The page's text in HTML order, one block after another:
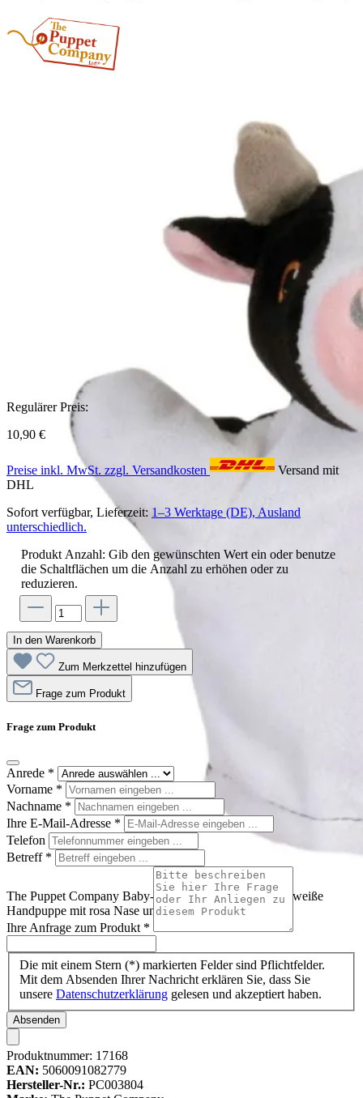
The Puppet Company Baby-Handpuppe Kuh, schwarz-weiße
Handpuppe mit rosa Nase und kleinen Hörnern
Regulärer Preis:
10,90 €
Preise inkl. MwSt. zzgl. Versandkosten
Versand mit
DHL
Sofort verfügbar, Lieferzeit: 1–3 Werktage (DE), Ausland
unterschiedlich.
Produkt Anzahl: Gib den gewünschten Wert ein oder benutze
die Schaltflächen um die Anzahl zu erhöhen oder zu
reduzieren.
In den Warenkorb
Zum Merkzettel hinzufügen
Frage zum Produkt
Frage zum Produkt
Anrede *
Vorname *
Nachname *
Ihre E-Mail-Adresse *
Telefon
Betreff *
Ihre Anfrage zum Produkt *
Die mit einem Stern (*) markierten Felder sind Pflichtfelder.
Mit dem Absenden Ihrer Nachricht erklären Sie, dass Sie
unsere Datenschutzerklärung gelesen und akzeptiert haben.
Absenden
Produktnummer: 17168
EAN: 5060091082779
Hersteller-Nr.: PC003804